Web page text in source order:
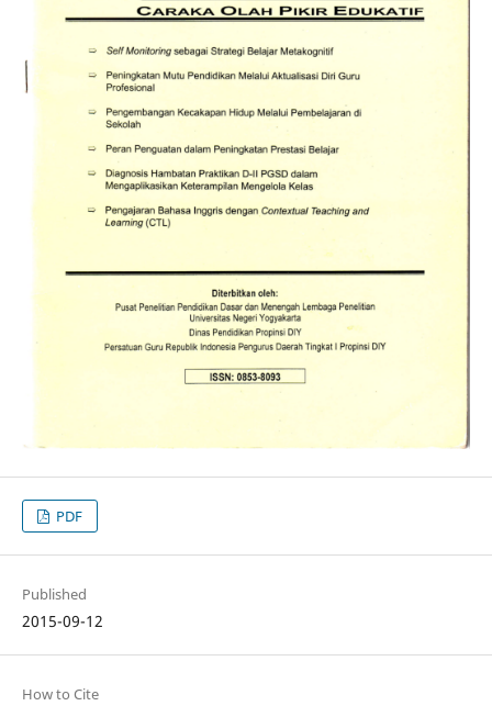
PDF
Published
2015-09-12
How to Cite